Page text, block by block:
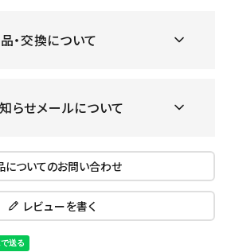
・交換について
らせメールについて
についてのお問い合わせ
レビューを書く